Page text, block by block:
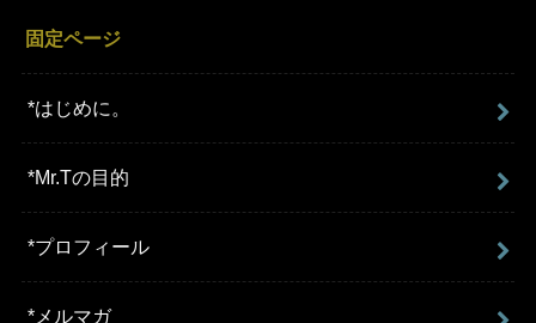
固定ページ
*はじめに。
*Mr.Tの目的
*プロフィール
*メルマガ